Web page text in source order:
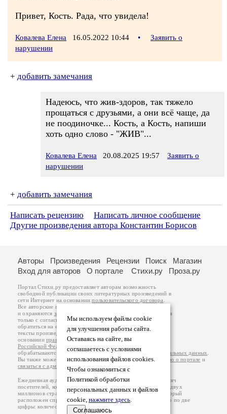
Привет, Кость. Рада, что увидела!
Ковалева Елена 16.05.2022 10:44 •
Заявить о
нарушении
+ добавить замечания
Надеюсь, что жив-здоров, так тяжело
прощаться с друзьями, а они всё чаще, да
не поодиночке... Кость, а Кость, напиши
хоть одно слово - "ЖИВ"...
Ковалева Елена 20.08.2025 19:57
Заявить о
нарушении
+ добавить замечания
Написать рецензию
Написать личное сообщение
Другие произведения автора Константин Борисов
Мы используем файлы cookie
для улучшения работы сайта.
Оставаясь на сайте, вы
соглашаетесь с условиями
использования файлов cookies.
Чтобы ознакомиться с
Политикой обработки
персональных данных и файлов
cookie, нажмите здесь.
Соглашаюсь
Авторы Произведения Рецензии Поиск
Магазин
Вход для авторов
О портале Стихи.ру Проза.ру
Портал Стихи.ру предоставляет авторам возможность
свободной публикации своих литературных произведений в
сети Интернет на основаниипользовательского договора
Все авторские права на произведения принадлежат авторам
и охраняются законом
. Перепечатка произведений возможна
только с согласия его автора, к которому вы можете
обратиться на его авторской странице. Ответственность за
тексты произведений авторы несут самостоятельно на
основанииправил публикацииизаконодательства
Российской Федерации
обрабатываются на основанииПолитики обработки персональных данных
Вы также можете посмотреть более подробнуюинформацию о портале и
связаться с администрацией
Ежедневная аудитория портала Стихи.ру – порядка 200 тысяч
посетителей, которые в общей сумме просматривают более двух
миллионов страниц по данным счетчика посещаемости, который
расположен справа от этого текста. В каждой графе указано по две
цифры: количество просмотров и количество посетителей.